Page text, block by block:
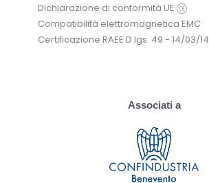
Dichiarazione di conformità UE
Compatibilità elettromagnetica EMC
Certificazione RAEE D.lgs. 49 - 14/03/14
Associati a